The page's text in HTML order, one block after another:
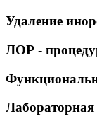
Удаление
ЛОР -
Лабораторная